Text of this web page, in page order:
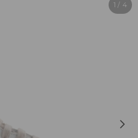
1 / 4